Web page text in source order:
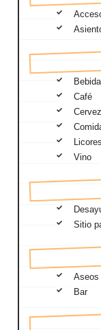
Café
Vino
Sitio
Aseos
Bar